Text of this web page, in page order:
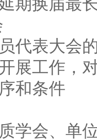
代表大会
展工作，
和条件
学会、单